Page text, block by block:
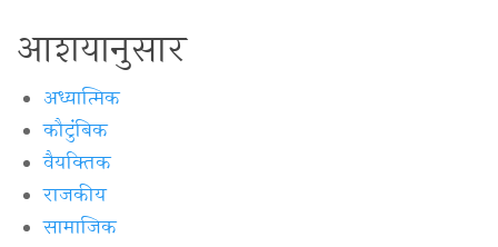
आशयानुसार
अध्यात्मिक
कौटुंबिक
वैयक्‍तिक
राजकीय
सामाजिक